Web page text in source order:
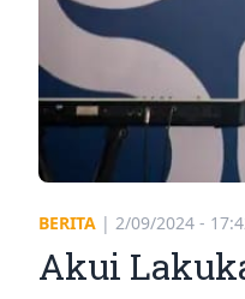
BERITA | 2/09/2024 -
Akui